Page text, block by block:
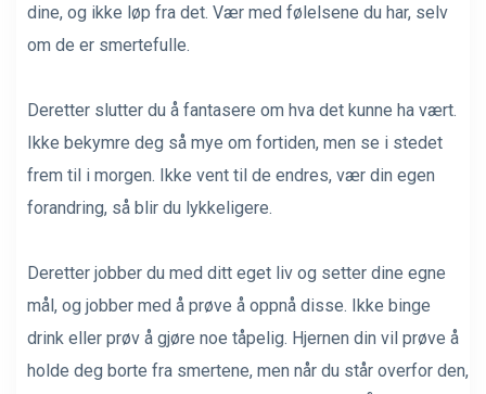
dine, og ikke løp fra det. Vær med følelsene du har, selv
om de er smertefulle.
Deretter slutter du å fantasere om hva det kunne ha vært.
Ikke bekymre deg så mye om fortiden, men se i stedet
frem til i morgen. Ikke vent til de endres, vær din egen
forandring, så blir du lykkeligere.
Deretter jobber du med ditt eget liv og setter dine egne
mål, og jobber med å prøve å oppnå disse. Ikke binge
drink eller prøv å gjøre noe tåpelig. Hjernen din vil prøve å
holde deg borte fra smertene, men når du står overfor den,